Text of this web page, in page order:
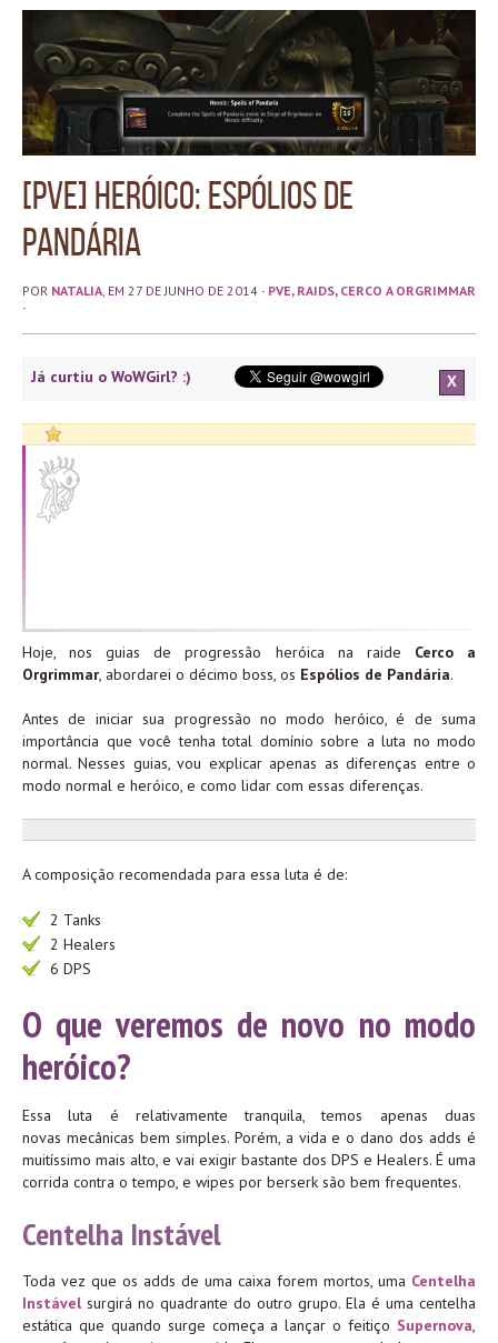
[PvE] Heróico: Espólios de
Pandária
POR NATALIA , EM 27 DE JUNHO DE 2014 · PVE, RAIDS, CERCO A ORGRIMMAR
·
Já curtiu o WoWGirl? :) X
Hoje, nos guias de progressão heróica na raide Cerco a
Orgrimmar, abordarei o décimo boss, os Espólios de Pandária.
Antes de iniciar sua progressão no modo heróico, é de suma
importância que você tenha total domínio sobre a luta no modo
normal. Nesses guias, vou explicar apenas as diferenças entre o
modo normal e heróico, e como lidar com essas diferenças.
A composição recomendada para essa luta é de:
2 Tanks
2 Healers
6 DPS
O que veremos de novo no modo
heróico?
Essa luta é relativamente tranquila, temos apenas duas
novas mecânicas bem simples. Porém, a vida e o dano dos adds é
muitíssimo mais alto, e vai exigir bastante dos DPS e Healers. É uma
corrida contra o tempo, e wipes por berserk são bem frequentes.
Centelha Instável
Toda vez que os adds de uma caixa forem mortos, uma Centelha
Instávelsurgirá no quadrante do outro grupo. Ela é uma centelha
estática que quando surge começa a lançar o feitiço Supernova,